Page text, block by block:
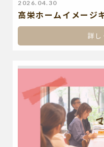
2026.04.30
高栄ホームイメージ
詳し